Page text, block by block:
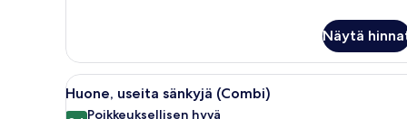
2
yhden
hengen
sänkyä
Näytä
Avaa
kaikki
Moderni olohuone, jossa on
6
Huone, useita sänkyjä (Combi)
Poikkeuksellisen hyvä